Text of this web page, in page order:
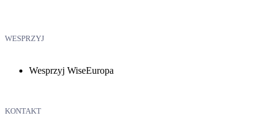
WESPRZYJ
Wesprzyj WiseEuropa
KONTAKT